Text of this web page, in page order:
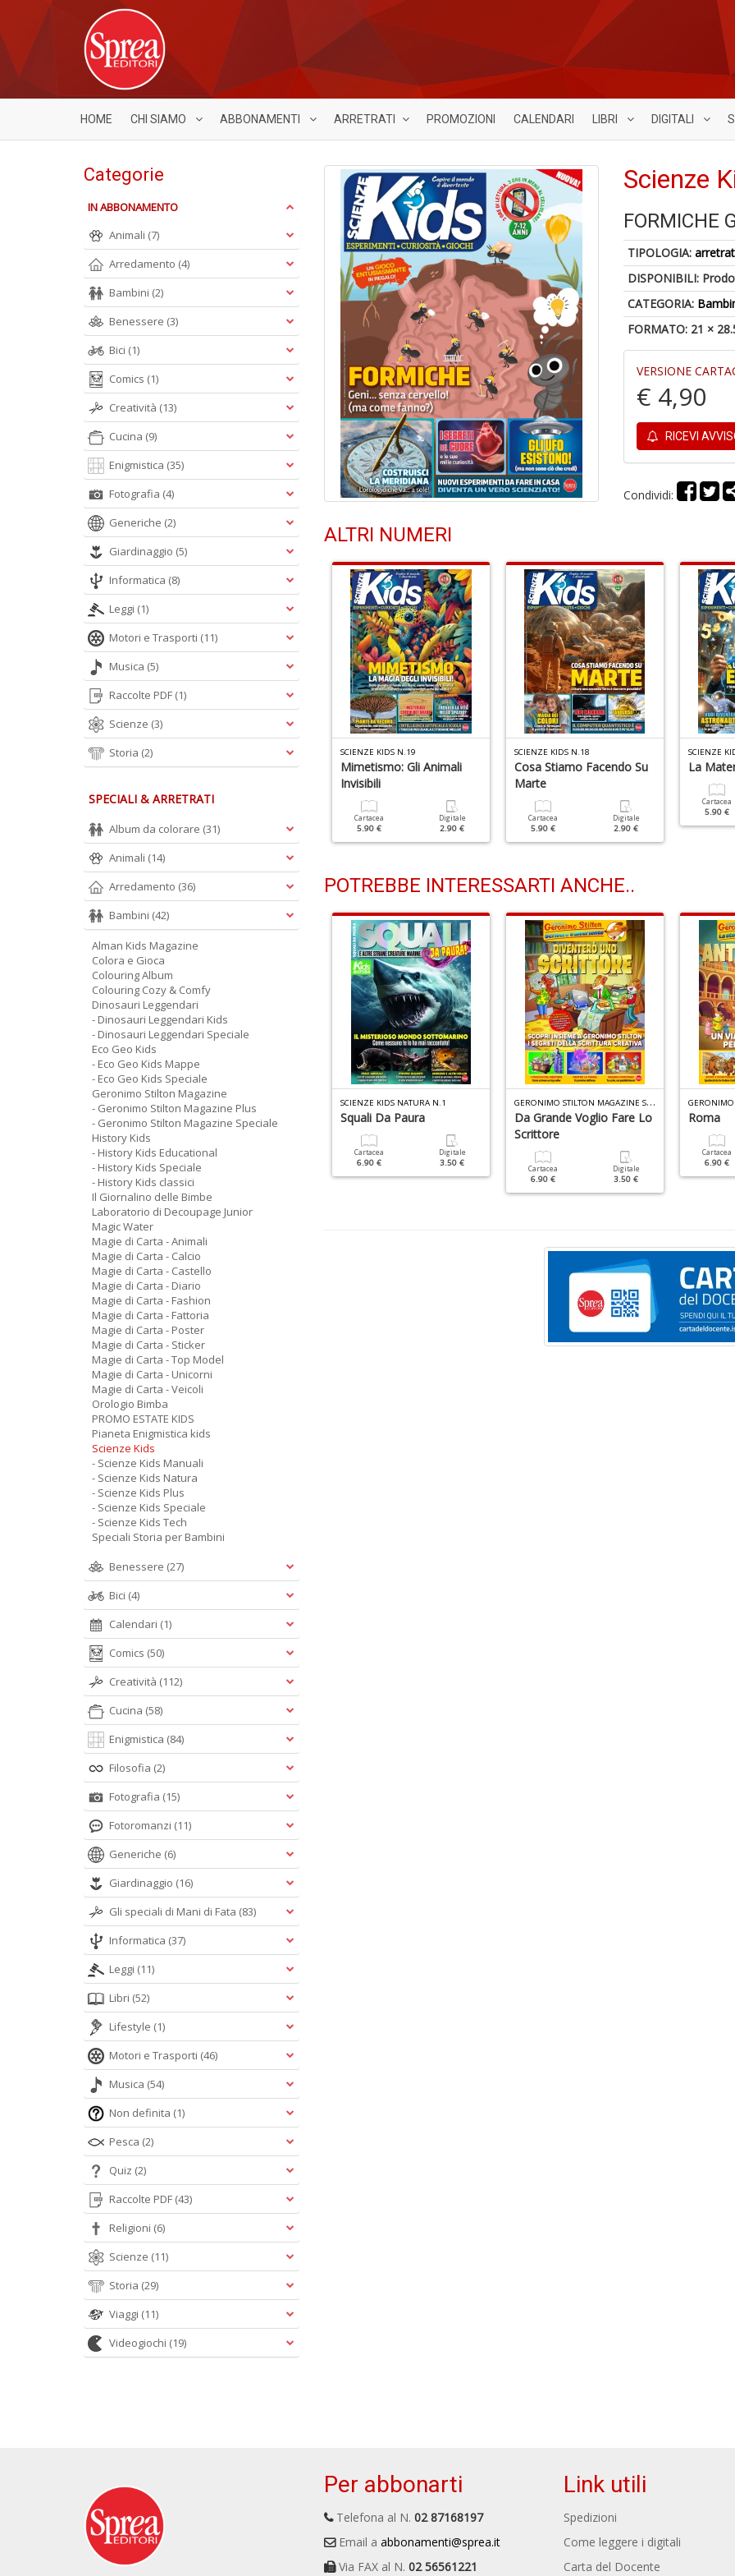
HOME CHI SIAMO ABBONAMENTI ARRETRATI PROMOZIONI CALENDARI LIBRI DIGITALI
Scienze
FORMICHE
TIPOLOGIA:
DISPONIBILI:
CATEGORIA:
FORMATO: 21 ×
VERSIONE
€ 4,90
RICEVI
Condividi:
ALTRI NUMERI
E Androidi Ci
2.90 €
Il Teletrasporto È Quasi
4.90 € 2.90 €
SCIENZE KIDS N.19
Mimetismo: Gli Animali
Invisibili
Cartacea
5.90 €
Digitale
2.90 €
SCIENZE KIDS N.18
Cosa Stiamo Facendo Su
Marte
Cartacea
5.90 €
Digitale
2.90 €
SCIENZE
La
Cartacea
5.90 €
POTREBBE INTERESSARTI ANCHE..
SCIENZE KIDS SPECIALE N.1
La Matematica È Facile
Cartacea
6.90 €
SCIENZE KIDS NATURA N.1
Squali Da Paura
Cartacea
6.90 €
Digitale
3.50 €
G
ERONIMO STILTON MAGAZINE SPECIALE N.3
Da Grande Voglio Fare Lo
Scrittore
Cartacea
6.90 €
Digitale
3.50 €
Roma
Cartacea
6.90 €
Categorie
IN ABBONAMENTO
Animali (7)
Arredamento (4)
Bambini (2)
Benessere (3)
Bici (1)
Comics (1)
Creatività (13)
Cucina (9)
Enigmistica (35)
Fotografia (4)
Generiche (2)
Giardinaggio (5)
Informatica (8)
Leggi (1)
Motori e Trasporti (11)
Musica (5)
Raccolte PDF (1)
Scienze (3)
Storia (2)
SPECIALI & ARRETRATI
Album da colorare (31)
Animali (14)
Arredamento (36)
Bambini (42)
Alman Kids Magazine
Colora e Gioca
Colouring Album
Colouring Cozy & Comfy
Dinosauri Leggendari
- Dinosauri Leggendari Kids
- Dinosauri Leggendari Speciale
Eco Geo Kids
- Eco Geo Kids Mappe
- Eco Geo Kids Speciale
Geronimo Stilton Magazine
- Geronimo Stilton Magazine Plus
- Geronimo Stilton Magazine Speciale
History Kids
- History Kids Educational
- History Kids Speciale
- History Kids classici
Il Giornalino delle Bimbe
Laboratorio di Decoupage Junior
Magic Water
Magie di Carta - Animali
Magie di Carta - Calcio
Magie di Carta - Castello
Magie di Carta - Diario
Magie di Carta - Fashion
Magie di Carta - Fattoria
Magie di Carta - Poster
Magie di Carta - Sticker
Magie di Carta - Top Model
Magie di Carta - Unicorni
Magie di Carta - Veicoli
Orologio Bimba
PROMO ESTATE KIDS
Pianeta Enigmistica kids
Scienze Kids
- Scienze Kids Manuali
- Scienze Kids Natura
- Scienze Kids Plus
- Scienze Kids Speciale
- Scienze Kids Tech
Speciali Storia per Bambini
Benessere (27)
Bici (4)
Calendari (1)
Comics (50)
Creatività (112)
Cucina (58)
Enigmistica (84)
Filosofia (2)
Fotografia (15)
Fotoromanzi (11)
Generiche (6)
Giardinaggio (16)
Gli speciali di Mani di Fata (83)
Informatica (37)
Leggi (11)
Libri (52)
Lifestyle (1)
Motori e Trasporti (46)
Musica (54)
Non definita (1)
Pesca (2)
Quiz (2)
Raccolte PDF (43)
Religioni (6)
Scienze (11)
Storia (29)
Viaggi (11)
Videogiochi (19)
Per abbonarti
Telefona al N. 02 87168197
Email a abbonamenti@sprea.it
Via FAX al N. 02 56561221
Link utili
Spedizioni
Come leggere i digitali
Carta del Docente